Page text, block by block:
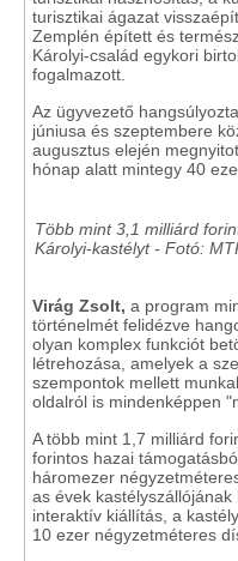
turisztikai ágazat
Zemplén épített és
Károlyi-család egykori
fogalmazott.
Az ügyvezető
júniusa és szeptembere
augusztus elején
hónap alatt mintegy 40
Több mint 3,1 milliárd
Károlyi-kastélyt - Fotó:
Virág Zsolt, a program
történelmét felidézve
olyan komplex funkciót
létrehozása, amelyek a
szempontok mellett
oldalról is mindenképpen
A több mint 1,7 milliárd
forintos hazai
háromezer
as évek
interaktív kiállítás, a
10 ezer négyzetméteres